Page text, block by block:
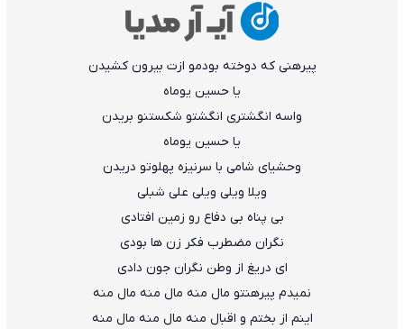
پیرهنی که دوخته بودمو ازت بیرون کشیدن
یا حسین یوماه
واسه انگشتری انگشتو شکستنو بریدن
یا حسین یوماه
وحشیای شامی با سرنیزه پهلوتو دریدن
ویلا ویلی ویلی علی شبلی
بی پناه بی دفاع رو زمین افتادی
نگران مضطرب فکر زن ها بودی
ای دریغ از وطن نگران جون دادی
نمیدم پیرهنتو مال منه مال منه مال منه
اینم از بختم و اقبال منه مال منه مال منه